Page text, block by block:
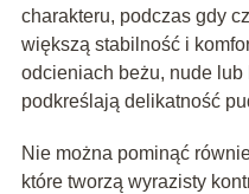
charakteru, podczas gdy
większą stabilność i
odcieniach beżu, nude
podkreślają delikatność
Nie można pominąć
które tworzą wyrazisty